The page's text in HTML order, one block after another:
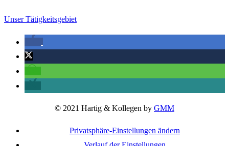
Unser Tätigkeitsgebiet
© 2021 Hartig & Kollegen by GMM
Privatsphäre-Einstellungen ändern